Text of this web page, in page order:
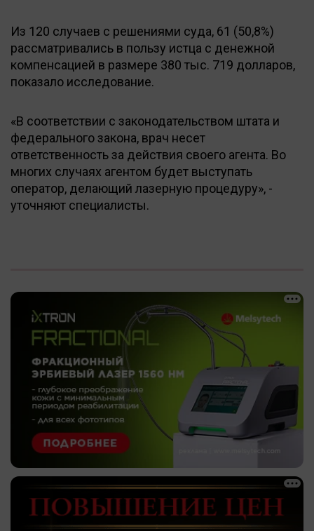
Из 120 случаев с решениями суда, 61 (50,8%)
рассматривались в пользу истца с денежной
компенсацией в размере 380 тыс. 719 долларов,
показало исследование.
«В соответствии с законодательством штата и
федерального закона, врач несет
ответственность за действия своего агента. Во
многих случаях агентом будет выступать
оператор, делающий лазерную процедуру», -
уточняют специалисты.